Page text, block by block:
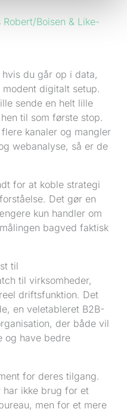
Robert/Boisen & Like-
du går op i data,
digitalt setup.
sende en helt lille
til som første stop.
kanaler og mangler
webanalyse, så er de
for at koble strategi
Det gør en
kun handler om
bagved faktisk
til
til virksomheder,
driftsfunktion. Det
en veletableret B2B-
der både vil
og have bedre
for deres tilgang.
har ikke brug for et
men for et mere